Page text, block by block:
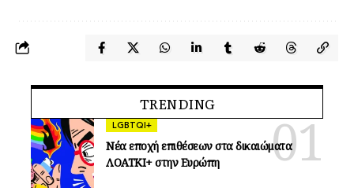
TRENDING
LGBTQI+
Νέα εποχή επιθέσεων στα δικαιώματα
ΛΟΑΤΚΙ+ στην Ευρώπη